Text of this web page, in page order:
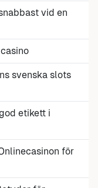
vid en
svenska slots
etikett i
för